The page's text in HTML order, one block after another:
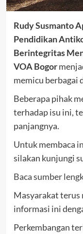
Rudy Susmanto
Pendidikan
Berintegritas
VOA Bogor
memicu berbagai
Beberapa pihak
terhadap isu ini,
panjangnya.
Untuk membaca
silakan kunjungi
Baca sumber
Masyarakat terus
informasi ini
Perkembangan